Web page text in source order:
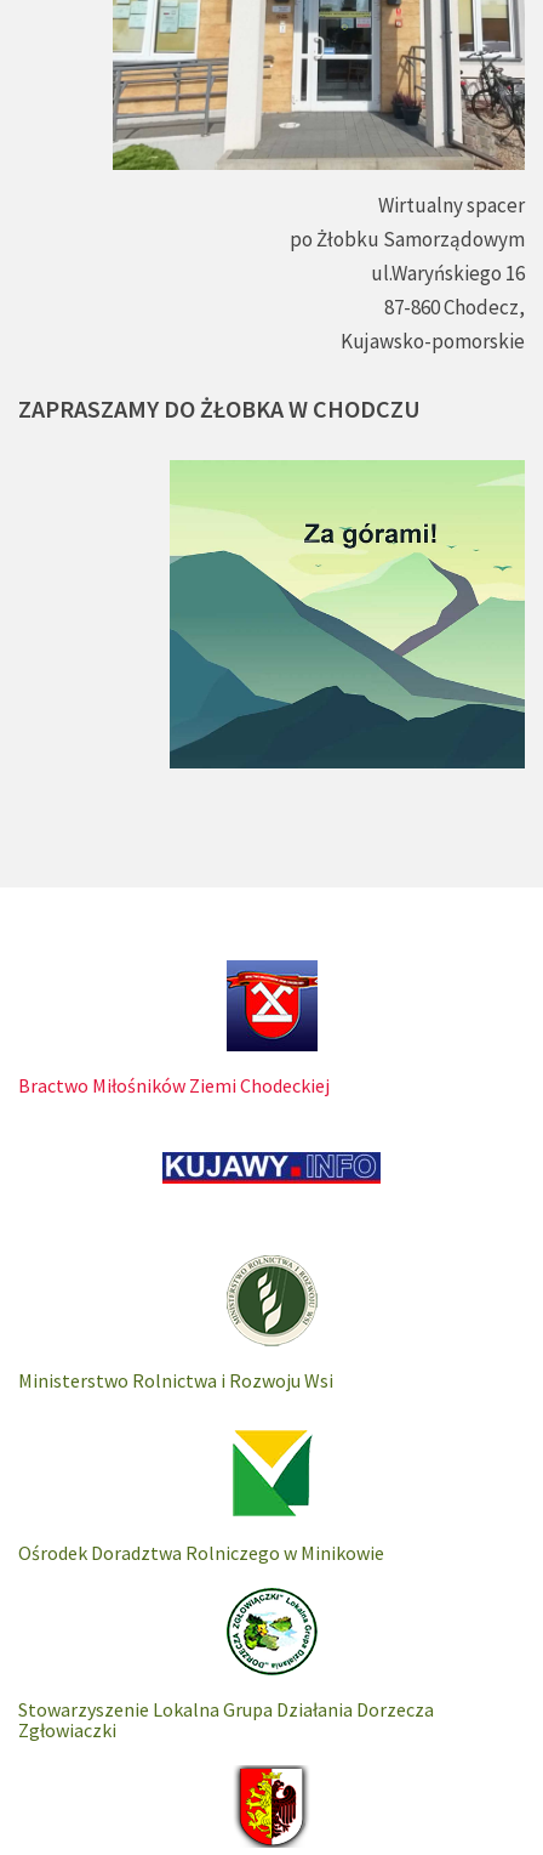
Wirtualny spacer
po Żłobku Samorządowym
ul.Waryńskiego 16
87-860 Chodecz,
Kujawsko-pomorskie
ZAPRASZAMY DO ŻŁOBKAW CHODCZU
Bractwo Miłośników Ziemi Chodeckiej
Ministerstwo Rolnictwa i Rozwoju Wsi
Ośrodek Doradztwa Rolniczego w Minikowie
Stowarzyszenie Lokalna Grupa Działania Dorzecza
Zgłowiaczki